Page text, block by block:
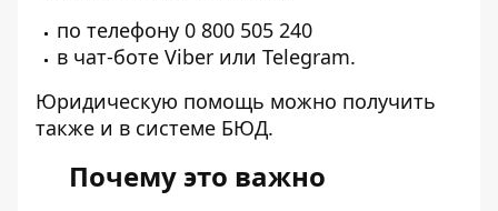
по телефону 0 800 505 240
в чат-боте Viber или Telegram.
Юридическую помощь можно получить
также и в системе БЮД.
Почему это важно